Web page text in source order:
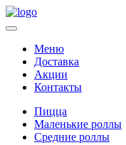
Меню
Доставка
Акции
Контакты
Пицца
Маленькие роллы
Средние роллы